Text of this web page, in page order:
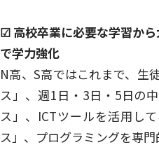
☑︎ 高校卒業に必要な学習か
で学力強化
N高、S高ではこれまで、生
ス」、週1日・3日・5日の
ス」、ICTツールを活用し
ス」、プログラミングを専